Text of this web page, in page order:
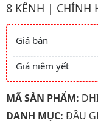
8 KÊNH | CHÍNH
Giá và
Giá bán
Giá niêm yết
MÃ SẢN PHẨM:
DANH MỤC: ĐẦU